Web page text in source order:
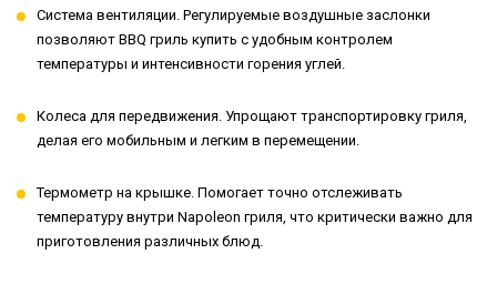
Система вентиляции. Регулируемые воздушные заслонки
позволяют BBQ гриль купить с удобным контролем
температуры и интенсивности горения углей.
Колеса для передвижения. Упрощают транспортировку гриля,
делая его мобильным и легким в перемещении.
Термометр на крышке. Помогает точно отслеживать
температуру внутри Napoleon гриля, что критически важно для
приготовления различных блюд.